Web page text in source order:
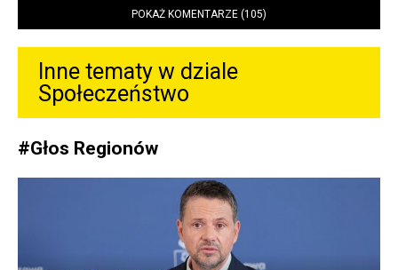
POKAŻ KOMENTARZE (105)
Inne tematy w dziale
Społeczeństwo
#Głos Regionów